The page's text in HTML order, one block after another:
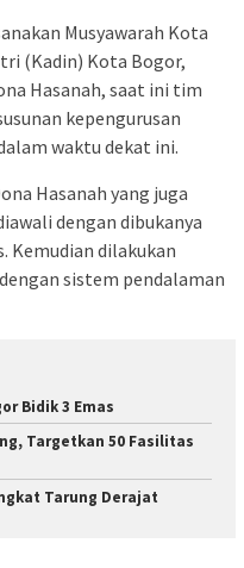
Musyawarah Kota
(Kadin) Kota Bogor,
Hasanah, saat ini tim
kepengurusan
waktu dekat ini.
Hasanah yang juga
dengan dibukanya
Kemudian dilakukan
sistem pendalaman
Bidik 3 Emas
Targetkan 50 Fasilitas
Tarung Derajat